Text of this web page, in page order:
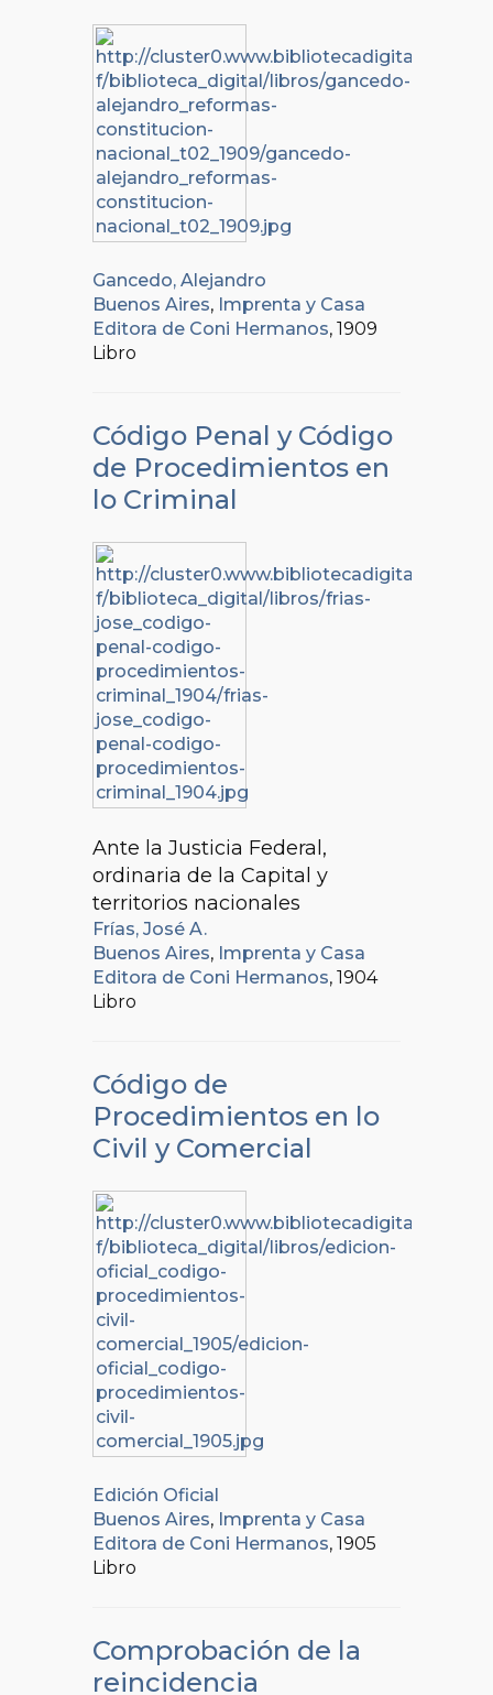
Gancedo, Alejandro
Buenos Aires, Imprenta y Casa
Editora de Coni Hermanos, 1909
Libro
Código Penal y Código
de Procedimientos en
lo Criminal
Ante la Justicia Federal,
ordinaria de la Capital y
territorios nacionales
Frías, José A.
Buenos Aires, Imprenta y Casa
Editora de Coni Hermanos, 1904
Libro
Código de
Procedimientos en lo
Civil y Comercial
Edición Oficial
Buenos Aires, Imprenta y Casa
Editora de Coni Hermanos, 1905
Libro
Comprobación de la
reincidencia